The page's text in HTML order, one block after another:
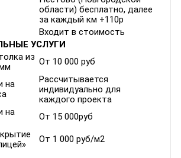
области) бесплатно, далее
за каждый км +110р
Входит в стоимость
УСЛУГИ
из От 10 000 руб
на
Рассчитывается
индивидуально для
каждого проекта
на
От 15 000руб
От 1 000 руб/м2